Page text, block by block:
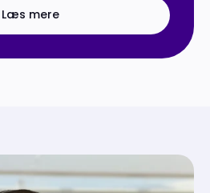
Læs mere